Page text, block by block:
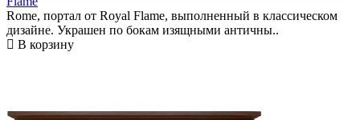
Rome, портал от Royal Flame, выполненный в классическом
дизайне. Украшен по бокам изящными античны..
В корзину